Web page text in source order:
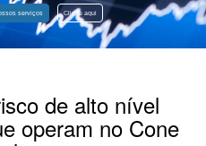
serviços Clique aqui
de alto nível
operam no Cone